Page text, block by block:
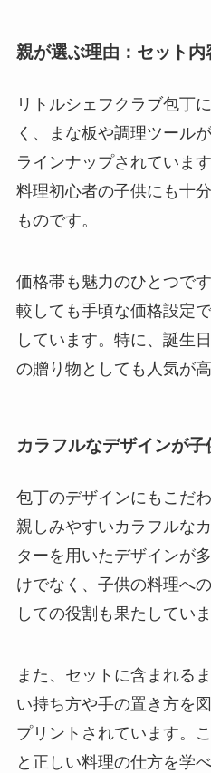
親が選ぶ理由：セット内
リトルシェフクラブ包丁
く、まな板や調理ツール
ラインナップされていま
料理初心者の子供にも十
ものです。
価格帯も魅力のひとつで
較しても手頃な価格設定
しています。特に、誕生
の贈り物としても人気が
カラフルなデザインが子
包丁のデザインにもこだ
親しみやすいカラフルな
ターを用いたデザインが
けでなく、子供の料理へ
しての役割も果たしていま
また、セットに含まれる
い持ち方や手の置き方を
プリントされています。
と正しい料理の仕方を学